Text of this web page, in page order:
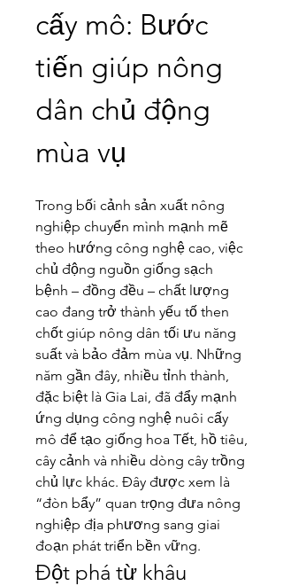
cấy mô: Bước
tiến giúp nông
dân chủ động
mùa vụ
Trong bối cảnh sản xuất nông
nghiệp chuyển mình mạnh mẽ
theo hướng công nghệ cao, việc
chủ động nguồn giống sạch
bệnh – đồng đều – chất lượng
cao đang trở thành yếu tố then
chốt giúp nông dân tối ưu năng
suất và bảo đảm mùa vụ. Những
năm gần đây, nhiều tỉnh thành,
đặc biệt là Gia Lai, đã đẩy mạnh
ứng dụng công nghệ nuôi cấy
mô để tạo giống hoa Tết, hồ tiêu,
cây cảnh và nhiều dòng cây trồng
chủ lực khác. Đây được xem là
“đòn bẩy” quan trọng đưa nông
nghiệp địa phương sang giai
đoạn phát triển bền vững.
Đột phá từ khâu